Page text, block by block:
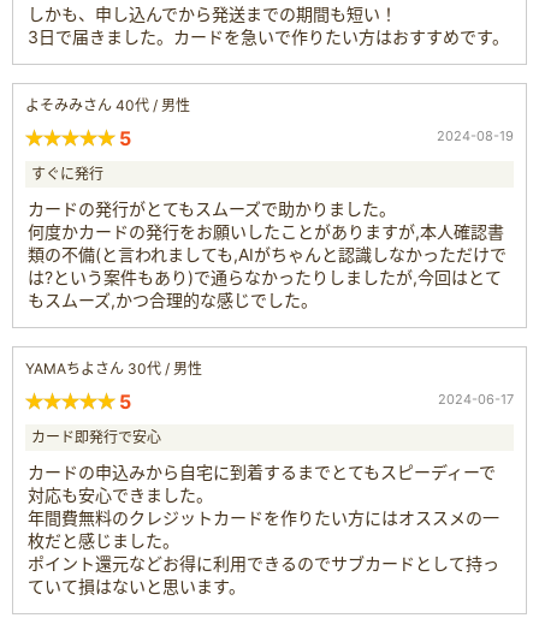
しかも、申し込んでから発送までの期間も短い！
3日で届きました。カードを急いで作りたい方はおすすめです。
よそみみさん 40代 / 男性
5 2024-08-19
すぐに発行
カードの発行がとてもスムーズで助かりました。
何度かカードの発行をお願いしたことがありますが,本人確認書
類の不備(と言われましても,AIがちゃんと認識しなかっただけで
は?という案件もあり)で通らなかったりしましたが,今回はとて
もスムーズ,かつ合理的な感じでした。
YAMAちよさん 30代 / 男性
5 2024-06-17
カード即発行で安心
カードの申込みから自宅に到着するまでとてもスピーディーで
対応も安心できました。
年間費無料のクレジットカードを作りたい方にはオススメの一
枚だと感じました。
ポイント還元などお得に利用できるのでサブカードとして持っ
ていて損はないと思います。